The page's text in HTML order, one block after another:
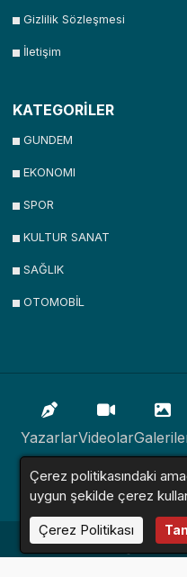
Gizlilik Sözleşmesi
İletişim
KATEGORİLER
GUNDEM
EKONOMI
SPOR
KULTUR SANAT
SAĞLIK
OTOMOBİL
YazarlarVideolar
İlanlar
Haber Sitesi © 2016 -
Çerez politikasındaki
uygun şekilde çerez
Çerez Politikası